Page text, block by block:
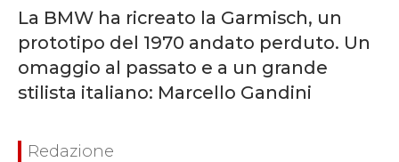
La BMW ha ricreato la Garmisch, un
prototipo del 1970 andato perduto. Un
omaggio al passato e a un grande
stilista italiano: Marcello Gandini
Redazione